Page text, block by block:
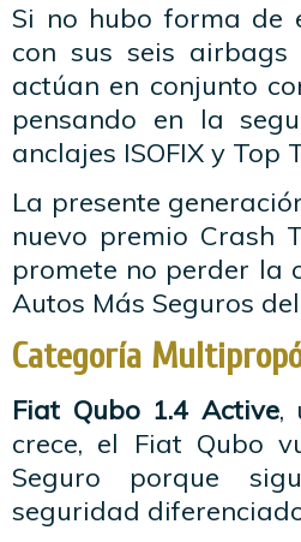
Si no hubo forma de
con sus seis
actúan en conjunto
pensando en la
anclajes ISOFIX y
La presente
nuevo premio Crash
promete no perder la
Autos Más Seguros
Categoría
Fiat Qubo 1.4 Active,
crece, el Fiat Qubo
Seguro porque
seguridad